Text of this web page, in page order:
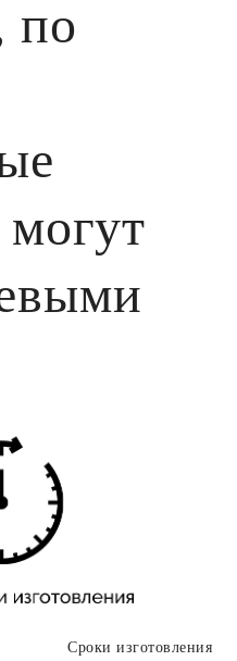
по
Сроки изготовления